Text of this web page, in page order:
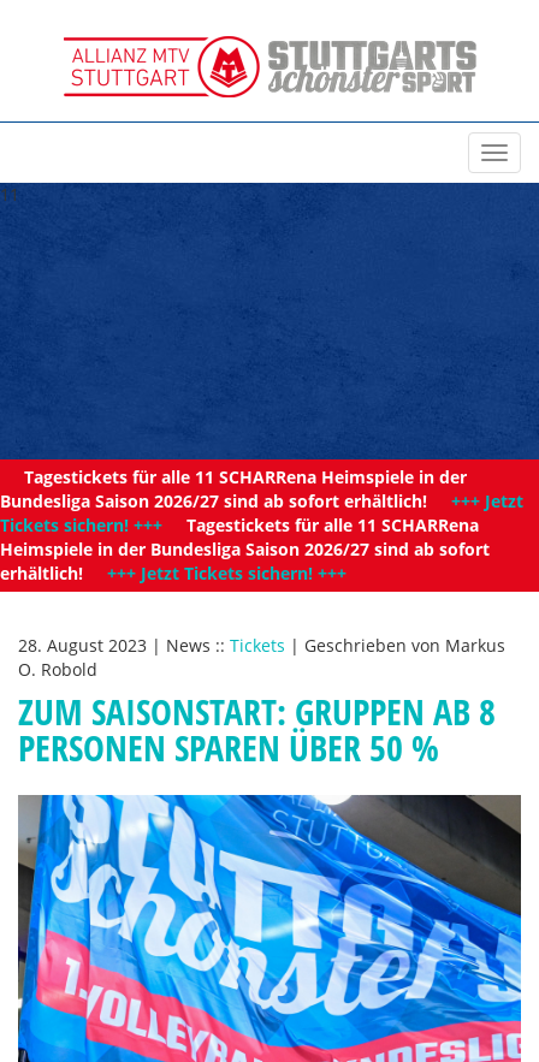
11
Tagestickets für alle 11 SCHARRena Heimspiele in der
Bundesliga Saison 2026/27 sind ab sofort erhältlich! +++ Jetzt
Tickets sichern! +++ Tagestickets für alle 11 SCHARRena
Heimspiele in der Bundesliga Saison 2026/27 sind ab sofort
erhältlich! +++ Jetzt Tickets sichern! +++
28. August 2023 | News :: Tickets | Geschrieben von Markus
O. Robold
ZUM SAISONSTART: GRUPPEN AB 8
PERSONEN SPAREN ÜBER 50 %